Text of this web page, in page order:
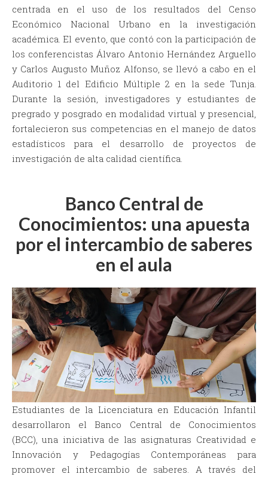
centrada en el uso de los resultados del Censo
Económico Nacional Urbano en la investigación
académica. El evento, que contó con la participación de
los conferencistas Álvaro Antonio Hernández Arguello
y Carlos Augusto Muñoz Alfonso, se llevó a cabo en el
Auditorio 1 del Edificio Múltiple 2 en la sede Tunja.
Durante la sesión, investigadores y estudiantes de
pregrado y posgrado en modalidad virtual y presencial,
fortalecieron sus competencias en el manejo de datos
estadísticos para el desarrollo de proyectos de
investigación de alta calidad científica.
Banco Central de
Conocimientos: una apuesta
por el intercambio de saberes
en el aula
Estudiantes de la Licenciatura en Educación Infantil
desarrollaron el Banco Central de Conocimientos
(BCC), una iniciativa de las asignaturas Creatividad e
Innovación y Pedagogías Contemporáneas para
promover el intercambio de saberes. A través del